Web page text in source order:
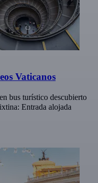
Vaticanos
bus turístico descubierto
Entrada alojada